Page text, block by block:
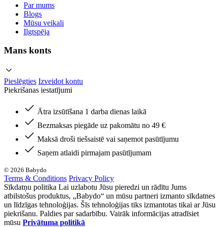
Par mums
Blogs
Mūsu veikali
Ilgtspēja
Mans konts
Pieslēgties Izveidot kontu
Piekrišanas iestatījumi
Ātra izsūtīšana 1 darba dienas laikā
Bezmaksas piegāde uz pakomātu no 49 €
Maksā droši tiešsaistē vai saņemot pasūtījumu
Saņem atlaidi pirmajam pasūtījumam
© 2026 Babydo
Terms & Conditions Privacy Policy
Sīkdatņu politika Lai uzlabotu Jūsu pieredzi un rādītu Jums
atbilstošus produktus, „Babydo“ un mūsu partneri izmanto sīkdatnes
un līdzīgas tehnoloģijas. Šīs tehnoloģijas tiks izmantotas tikai ar Jūsu
piekrišanu. Paldies par sadarbību. Vairāk informācijas atradīsiet
mūsu Privātuma politikā